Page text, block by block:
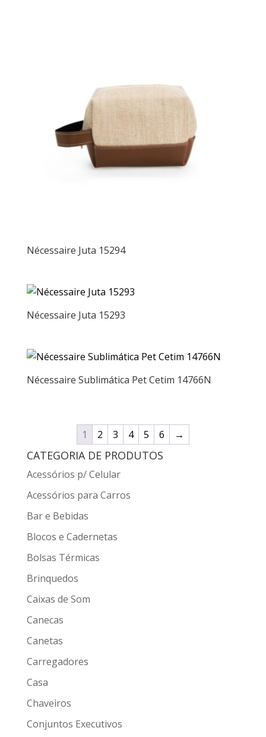
Nécessaire Juta 15294
Nécessaire Juta 15293
Nécessaire Sublimática Pet Cetim 14766N
1 2 3 4 5 6 →
CATEGORIA DE PRODUTOS
Acessórios p/ Celular
Acessórios para Carros
Bar e Bebidas
Blocos e Cadernetas
Bolsas Térmicas
Brinquedos
Caixas de Som
Canecas
Canetas
Carregadores
Casa
Chaveiros
Conjuntos Executivos